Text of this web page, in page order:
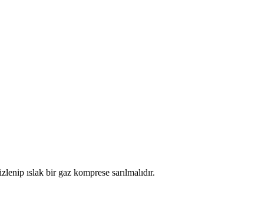
ıslak bir gaz komprese sarılmalıdır.